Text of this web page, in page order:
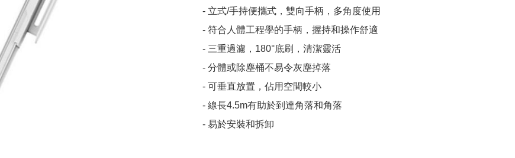
- 立式/手持便攜式，雙向手柄，多角度使用
- 符合人體工程學的手柄，握持和操作舒適
- 三重過濾，180°底刷，清潔靈活
- 分體或除塵桶不易令灰塵掉落
- 可垂直放置，佔用空間較小
- 線長4.5m有助於到達角落和角落
- 易於安裝和拆卸